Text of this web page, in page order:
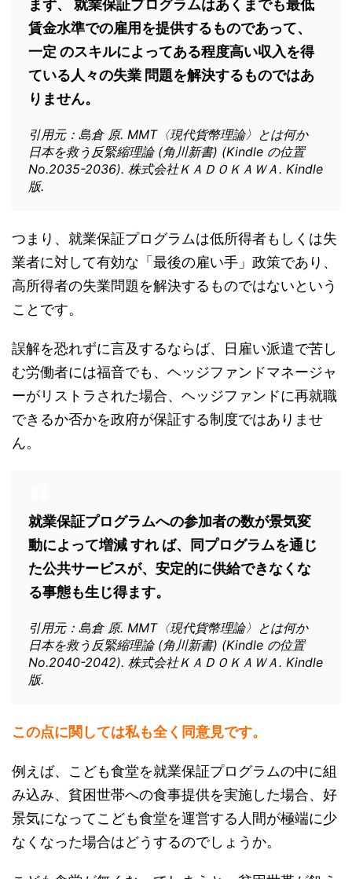
まず、 就業保証プログラムはあくまでも最低
賃金水準での雇用を提供するものであって、
一定 のスキルによってある程度高い収入を得
ている人々の失業 問題を解決するものではあ
りません。
引用元：島倉 原. MMT〈現代貨幣理論〉とは何か
日本を救う反緊縮理論 (角川新書) (Kindle の位置
No.2035-2036). 株式会社ＫＡＤＯＫＡＷＡ. Kindle
版.
つまり、就業保証プログラムは低所得者もしくは失
業者に対して有効な「最後の雇い手」政策であり、
高所得者の失業問題を解決するものではないという
ことです。
誤解を恐れずに言及するならば、日雇い派遣で苦し
む労働者には福音でも、ヘッジファンドマネージャ
ーがリストラされた場合、ヘッジファンドに再就職
できるか否かを政府が保証する制度ではありませ
ん。
就業保証プログラムへの参加者の数が景気変
動によって増減 すれ ば、同プログラムを通じ
た公共サービスが、安定的に供給できなくな
る事態も生じ得ます。
引用元：島倉 原. MMT〈現代貨幣理論〉とは何か
日本を救う反緊縮理論 (角川新書) (Kindle の位置
No.2040-2042). 株式会社ＫＡＤＯＫＡＷＡ. Kindle
版.
この点に関しては私も全く同意見です。
例えば、こども食堂を就業保証プログラムの中に組
み込み、貧困世帯への食事提供を実施した場合、好
景気になってこども食堂を運営する人間が極端に少
なくなった場合はどうするのでしょうか。